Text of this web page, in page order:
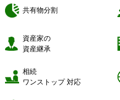
共有物分割
資産家の
資産継承
相続
ワンストップ 対応